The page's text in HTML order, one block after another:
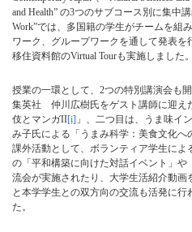
and Health” の3つのサブコース別に集中
Work”では、多国籍の学生がチームを組
ワーク、グループワークを通して発表
移住資料館のVirtual Tourも実施しました。
授業の一環として、2つの特別講演会も
集英社 仲川広樹氏をゲスト講師に迎え
伎とマンガII[i] 」、二つ目は、うま味イ
み子氏による「うまみ科学：美食文化へ
課外活動として、ボランティア学生に
の「平和構築に向けた対話イベント」
流会が実施されたり、大学生活紹介動
と本学学生との双方向の交流も活発に
た。